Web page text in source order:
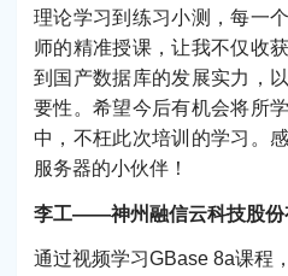
理论学习到练习小测，每一
师的精准授课，让我不仅收
到国产数据库的发展实力，
要性。希望今后有机会将所
中，不枉此次培训的学习。
服务器的小伙伴！
李工——神州融信云科技股份
通过视频学习GBase 8a课程